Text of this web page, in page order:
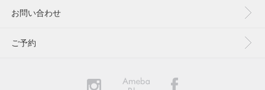
お問い合わせ
ご予約